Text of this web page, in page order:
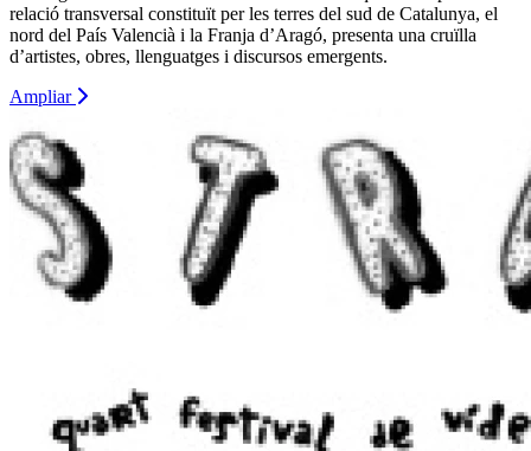
relació transversal constituït per les terres del sud de Catalunya, el
nord del País Valencià i la Franja d’Aragó, presenta una cruïlla
d’artistes, obres, llenguatges i discursos emergents.
Ampliar